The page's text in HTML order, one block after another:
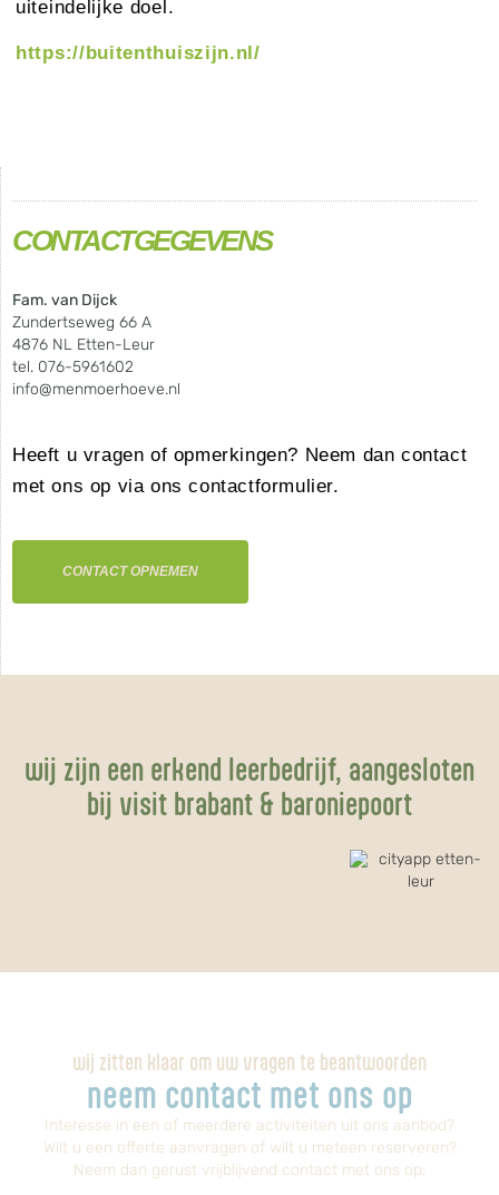
uiteindelijke doel.
https://buitenthuiszijn.nl/
CONTACTGEGEVENS
Fam. van Dijck
Zundertseweg 66 A
4876 NL Etten-Leur
tel. 076-5961602
info@menmoerhoeve.nl
Heeft u vragen of opmerkingen? Neem dan contact
met ons op via ons contactformulier.
CONTACT OPNEMEN
wij zijn een erkend leerbedrijf, aangesloten
bij visit brabant & baroniepoort
wij zitten klaar om uw vragen te beantwoorden
neem contact met ons op
Interesse in een of meerdere activiteiten uit ons aanbod?
Wilt u een offerte aanvragen of wilt u meteen reserveren?
Neem dan gerust vrijblijvend contact met ons op:​